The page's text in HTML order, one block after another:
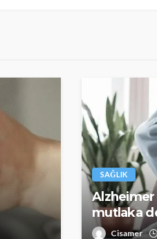
SAĞLIK
Alzheimer
mutlaka
Cisamer